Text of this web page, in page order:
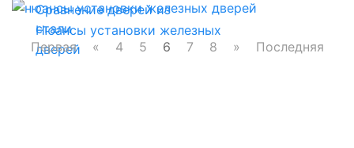
Сравнение дверей из
стали
Нюансы установки железных
дверей
Первая « 4 5 6 7 8 » Последняя